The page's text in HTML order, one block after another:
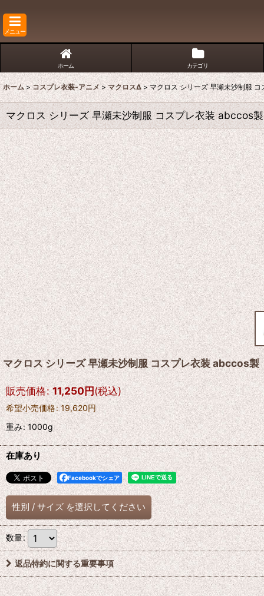
メニュー
ホーム カテゴリ
ホーム > コスプレ衣装-アニメ > マクロスΔ > マクロス シリーズ 早瀬未沙制服
マクロス シリーズ 早瀬未沙制服 コスプレ衣装 abccos
マクロス シリーズ 早瀬未沙制服 コスプレ衣装 abccos製
販売価格: 11,250円(税込)
希望小売価格: 19,620円
重み:1000g
在庫あり
Facebookでシェア
性別 / サイズ を選択してください
数量:
返品特約に関する重要事項